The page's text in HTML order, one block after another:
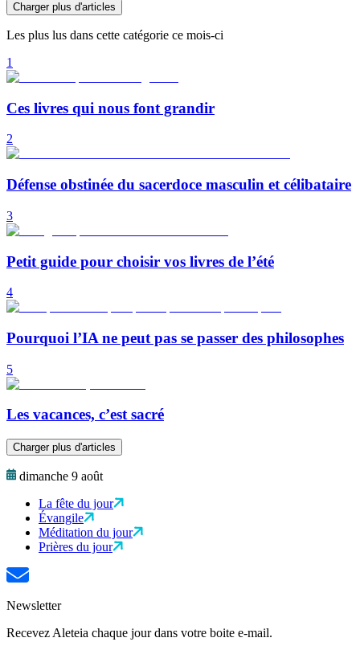
Charger plus d'articles
Les plus lus dans cette catégorie ce mois-ci
1
Ces livres qui nous font grandir
2
Défense obstinée du sacerdoce masculin et célibataire
3
Petit guide pour choisir vos livres de l’été
4
Pourquoi l’IA ne peut pas se passer des philosophes
5
Les vacances, c’est sacré
Charger plus d'articles
dimanche 9 août
La fête du jour
Évangile
Méditation du jour
Prières du jour
Newsletter
Recevez Aleteia chaque jour dans votre boite e-mail.